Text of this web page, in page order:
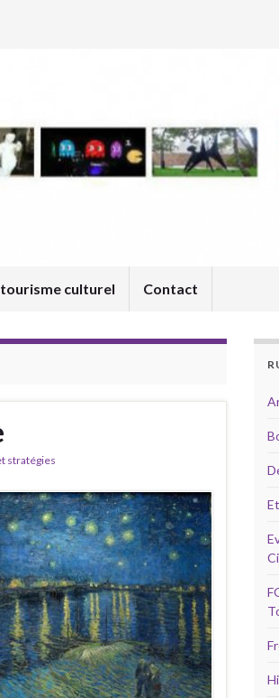
culturel Contact
stratégies